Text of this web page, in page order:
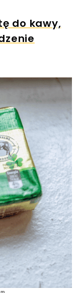
do kawy,